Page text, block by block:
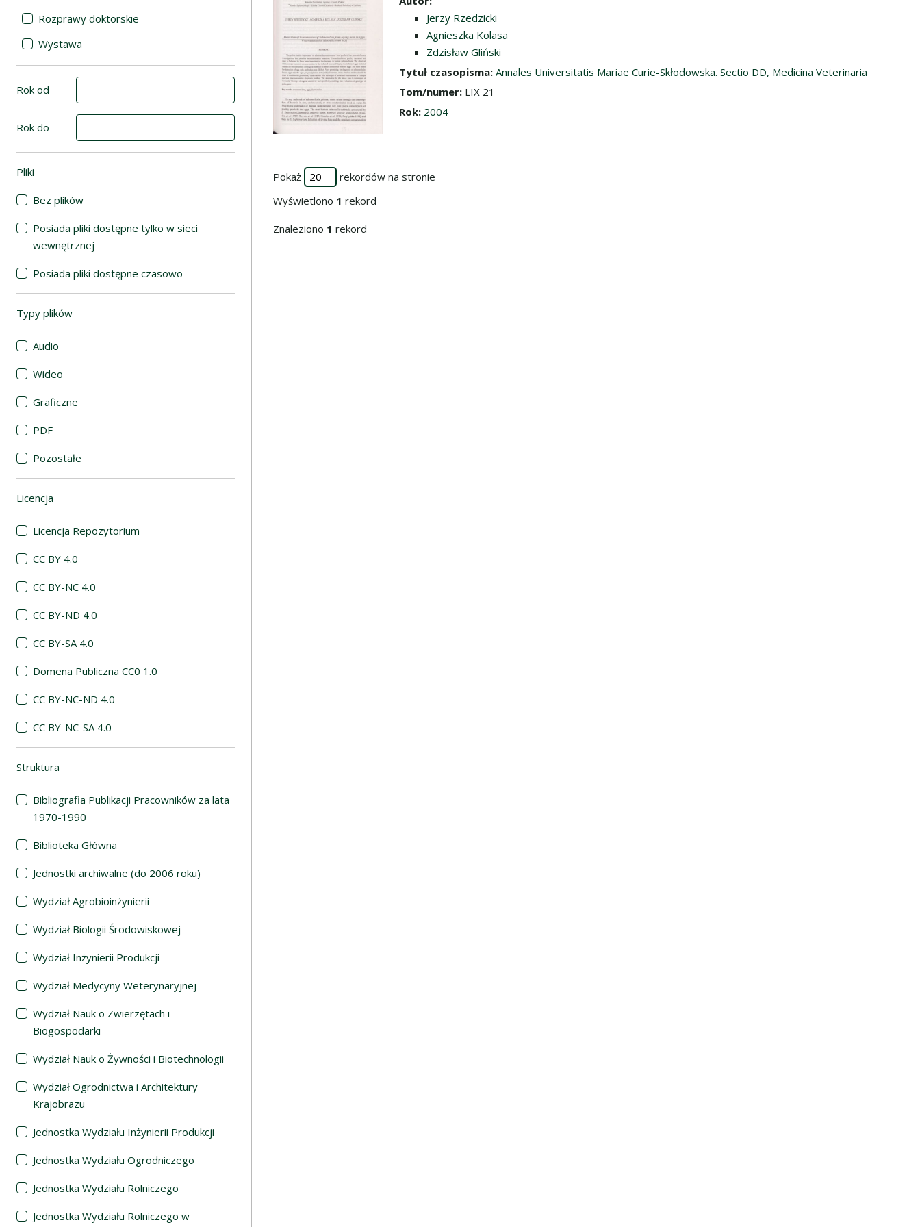
Rozprawy doktorskie
Wystawa
Rok od
Rok do
Pliki
Bez plików
Posiada pliki dostępne tylko w sieci
wewnętrznej
Posiada pliki dostępne czasowo
Typy plików
Audio
Wideo
Graficzne
PDF
Pozostałe
Licencja
Licencja Repozytorium
CC BY 4.0
CC BY-NC 4.0
CC BY-ND 4.0
CC BY-SA 4.0
Domena Publiczna CC0 1.0
CC BY-NC-ND 4.0
CC BY-NC-SA 4.0
Struktura
Bibliografia Publikacji Pracowników za lata
1970-1990
Biblioteka Główna
Jednostki archiwalne (do 2006 roku)
Wydział Agrobioinżynierii
Wydział Biologii Środowiskowej
Wydział Inżynierii Produkcji
Wydział Medycyny Weterynaryjnej
Wydział Nauk o Zwierzętach i
Biogospodarki
Wydział Nauk o Żywności i Biotechnologii
Wydział Ogrodnictwa i Architektury
Krajobrazu
Jednostka Wydziału Inżynierii Produkcji
Jednostka Wydziału Ogrodniczego
Jednostka Wydziału Rolniczego
Jednostka Wydziału Rolniczego w
Jerzy Rzedzicki
Agnieszka Kolasa
Zdzisław Gliński
Tytuł czasopisma: Annales Universitatis Mariae Curie-Skłodowska. Sectio DD, Medicina Veterinaria
Tom/numer: LIX 21
Rok: 2004
Pokaż
rekordów na stronie
Wyświetlono 1 rekord
Znaleziono 1 rekord